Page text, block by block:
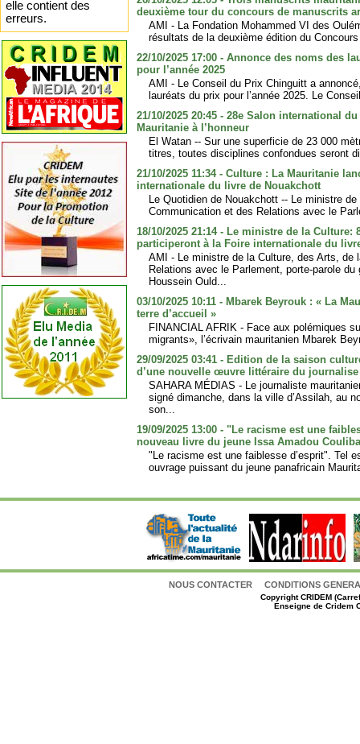
deuxième tour du concours de manuscrits
AMI - La Fondation Mohammed VI des
résultats de la deuxième édition du
22/10/2025 17:00 - Annonce des noms des
pour l’année 2025
AMI - Le Conseil du Prix Chinguitt a
lauréats du prix pour l’année 2025. Le
21/10/2025 20:45 - 28e Salon international
Mauritanie à l’honneur
El Watan -- Sur une superficie de 23 000
titres, toutes disciplines confondues seront
21/10/2025 11:34 - Culture : La Mauritanie
internationale du livre de Nouakchott
Le Quotidien de Nouakchott -- Le ministre
Communication et des Relations avec le
18/10/2025 21:14 - Le ministre de la Culture:
participeront à la Foire internationale du
AMI - Le ministre de la Culture, des Arts, de
Relations avec le Parlement, porte-parole
Houssein Ould...
03/10/2025 10:11 - Mbarek Beyrouk : « La
terre d’accueil »
FINANCIAL AFRIK - Face aux polémiques
migrants», l’écrivain mauritanien Mbarek
29/09/2025 03:41 - Edition de la saison
d’une nouvelle œuvre littéraire du
SAHARA MÉDIAS - Le journaliste
signé dimanche, dans la ville d’Assilah, au
son...
19/09/2025 13:00 - "Le racisme est une
nouveau livre du jeune Issa Amadou
"Le racisme est une faiblesse d’esprit". Tel
ouvrage puissant du jeune panafricain
NOUS CONTACTER CONDITIONS
CopyrightCRIDEM
Enseigne de Cridem